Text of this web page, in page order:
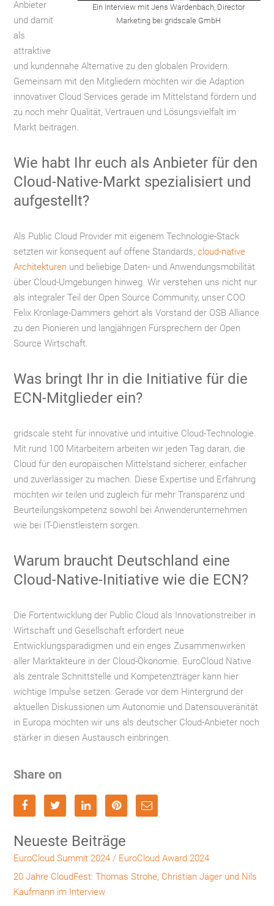
Ein Interview mit Jens Wardenbach, Director
Marketing bei gridscale GmbH
Anbieter
und damit
als
attraktive
und kundennahe Alternative zu den globalen Providern.
Gemeinsam mit den Mitgliedern möchten wir die Adaption
innovativer Cloud Services gerade im Mittelstand fördern und
zu noch mehr Qualität, Vertrauen und Lösungsvielfalt im
Markt beitragen.
Wie habt Ihr euch als Anbieter für den
Cloud-Native-Markt spezialisiert und
aufgestellt?
Als Public Cloud Provider mit eigenem Technologie-Stack
setzten wir konsequent auf offene Standards,cloud-native
Architekturen und beliebige Daten- und Anwendungsmobilität
über Cloud-Umgebungen hinweg. Wir verstehen uns nicht nur
als integraler Teil der Open Source Community, unser COO
Felix Kronlage-Dammers gehört als Vorstand der OSB Alliance
zu den Pionieren und langjährigen Fürsprechern der Open
Source Wirtschaft.
Was bringt Ihr in die Initiative für die
ECN-Mitglieder ein?
gridscale steht für innovative und intuitive Cloud-Technologie.
Mit rund 100 Mitarbeitern arbeiten wir jeden Tag daran, die
Cloud für den europäischen Mittelstand sicherer, einfacher
und zuverlässiger zu machen. Diese Expertise und Erfahrung
möchten wir teilen und zugleich für mehr Transparenz und
Beurteilungskompetenz sowohl bei Anwenderunternehmen
wie bei IT-Dienstleistern sorgen.
Warum braucht Deutschland eine
Cloud-Native-Initiative wie die ECN?
Die Fortentwicklung der Public Cloud als Innovationstreiber in
Wirtschaft und Gesellschaft erfordert neue
Entwicklungsparadigmen und ein enges Zusammenwirken
aller Marktakteure in der Cloud-Ökonomie. EuroCloud Native
als zentrale Schnittstelle und Kompetenzträger kann hier
wichtige Impulse setzen. Gerade vor dem Hintergrund der
aktuellen Diskussionen um Autonomie und Datensouveränität
in Europa möchten wir uns als deutscher Cloud-Anbieter noch
stärker in diesen Austausch einbringen.
Share on
Neueste Beiträge
EuroCloud Summit 2024 / EuroCloud Award 2024
20 Jahre CloudFest: Thomas Strohe, Christian Jäger und Nils
Kaufmann im Interview